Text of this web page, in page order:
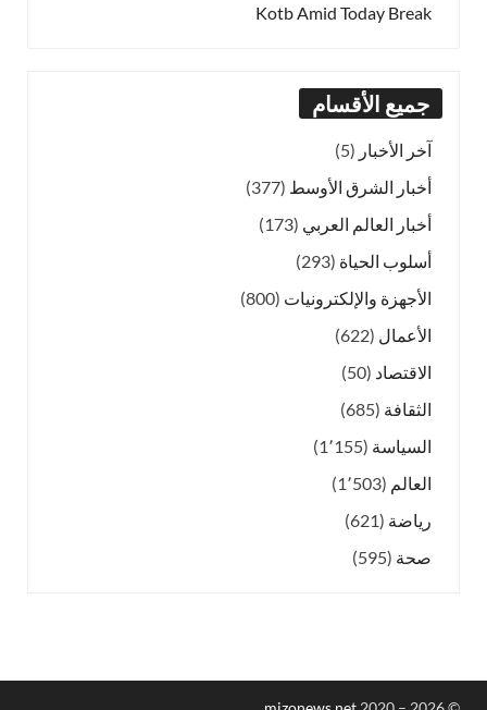
Kotb Amid Today Break
جميع الأقسام
آخر الأخبار (5)
أخبار الشرق الأوسط (377)
أخبار العالم العربي (173)
أسلوب الحياة (293)
الأجهزة والإلكترونيات (800)
الأعمال (622)
الاقتصاد (50)
الثقافة (685)
السياسة (1٬155)
العالم (1٬503)
رياضة (621)
صحة (595)